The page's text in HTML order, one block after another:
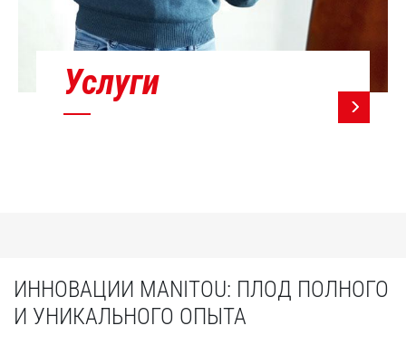
Услуги
ИННОВАЦИИ MANITOU: ПЛОД ПОЛНОГО
И УНИКАЛЬНОГО ОПЫТА